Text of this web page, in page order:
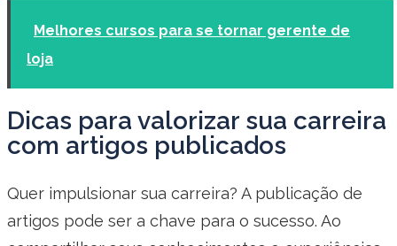
Melhores cursos para se tornar gerente de
loja
Dicas para valorizar sua carreira
com artigos publicados
Quer impulsionar sua carreira? A publicação de
artigos pode ser a chave para o sucesso. Ao